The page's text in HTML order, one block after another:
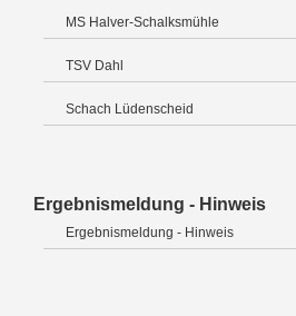
MS Halver-Schalksmühle
TSV Dahl
Schach Lüdenscheid
Ergebnismeldung - Hinweis
Ergebnismeldung - Hinweis